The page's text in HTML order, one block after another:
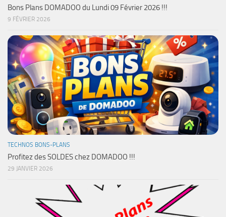
Bons Plans DOMADOO du Lundi 09 Février 2026 !!!
9 FÉVRIER 2026
TECHNOS BONS-PLANS
Profitez des SOLDES chez DOMADOO !!!
29 JANVIER 2026